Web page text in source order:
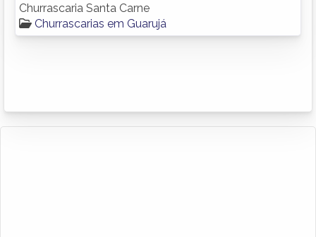
Churrascaria Santa Carne
Churrascarias em Guarujá